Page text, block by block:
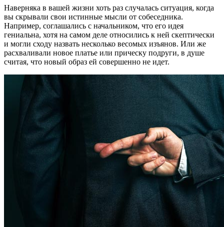
Наверняка в вашей жизни хоть раз случалась ситуация, когда
вы скрывали свои истинные мысли от собеседника.
Например, соглашались с начальником, что его идея
гениальна, хотя на самом деле относились к ней скептически
и могли сходу назвать несколько весомых изъянов. Или же
расхваливали новое платье или прическу подруги, в душе
считая, что новый образ ей совершенно не идет.